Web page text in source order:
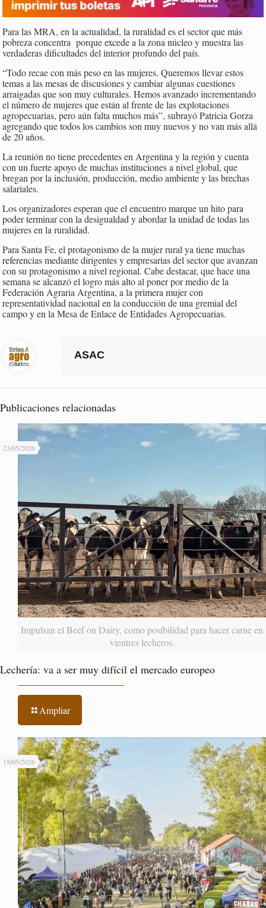
Para las MRA, en la actualidad, la ruralidad es el sector que más
pobreza concentra porque excede a la zona núcleo y muestra las
verdaderas dificultades del interior profundo del país.
“Todo recae con más peso en las mujeres. Queremos llevar estos
temas a las mesas de discusiones y cambiar algunas cuestiones
arraigadas que son muy culturales. Hemos avanzado incrementando
el número de mujeres que están al frente de las explotaciones
agropecuarias, pero aún falta muchos más”, subrayó Patricia Gorza
agregando que todos los cambios son muy nuevos y no van más allá
de 20 años.
La reunión no tiene precedentes en Argentina y la región y cuenta
con un fuerte apoyo de muchas instituciones a nivel global, que
bregan por la inclusión, producción, medio ambiente y las brechas
salariales.
Los organizadores esperan que el encuentro marque un hito para
poder terminar con la desigualdad y abordar la unidad de todas las
mujeres en la ruralidad.
Para Santa Fe, el protagonismo de la mujer rural ya tiene muchas
referencias mediante dirigentes y empresarias del sector que avanzan
con su protagonismo a nivel regional. Cabe destacar, que hace una
semana se alcanzó el logro más alto al poner por medio de la
Federación Agraria Argentina, a la primera mujer con
representatividad nacional en la conducción de una gremial del
campo y en la Mesa de Enlace de Entidades Agropecuarias.
ASAC
Publicaciones relacionadas
Impulsan el Beef on Dairy, como posibilidad para hacer carne en
vientres lecheros.
23/05/2026
Lechería: va a ser muy difícil el mercado europeo
Ampliar
15/05/2026